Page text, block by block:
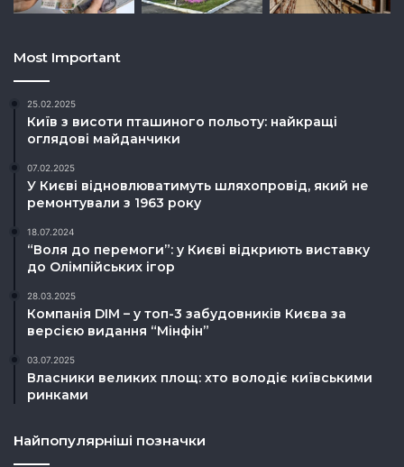
Most Important
25.02.2025
Київ з висоти пташиного польоту: найкращі
оглядові майданчики
07.02.2025
У Києві відновлюватимуть шляхопровід, який не
ремонтували з 1963 року
18.07.2024
“Воля до перемоги”: у Києві відкриють виставку
до Олімпійських ігор
28.03.2025
Компанія DIM – у топ-3 забудовників Києва за
версією видання “Мінфін”
03.07.2025
Власники великих площ: хто володіє київськими
ринками
Найпопулярніші позначки